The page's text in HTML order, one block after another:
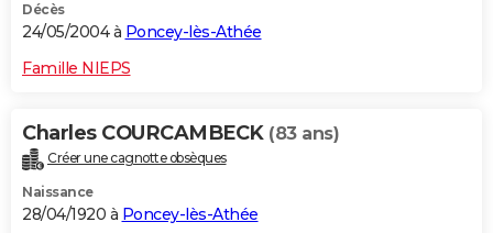
Décès
24/05/2004 à Poncey-lès-Athée
Famille NIEPS
Charles COURCAMBECK (83 ans)
Créer une cagnotte obsèques
Naissance
28/04/1920 à Poncey-lès-Athée